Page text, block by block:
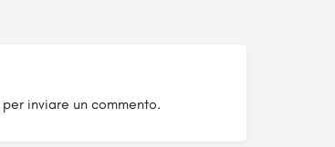
inviare un commento.